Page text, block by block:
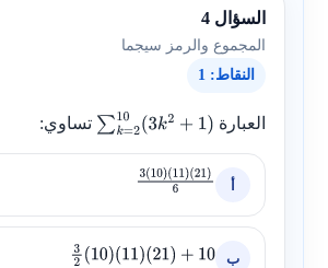
السؤال 4
المجموع والرمز سيجما
النقاط: 1
العبارة ∑k=210(3k 2+ 1) تساوي:
أ 3(10)(11
ب 32(10)(11)(21)+10